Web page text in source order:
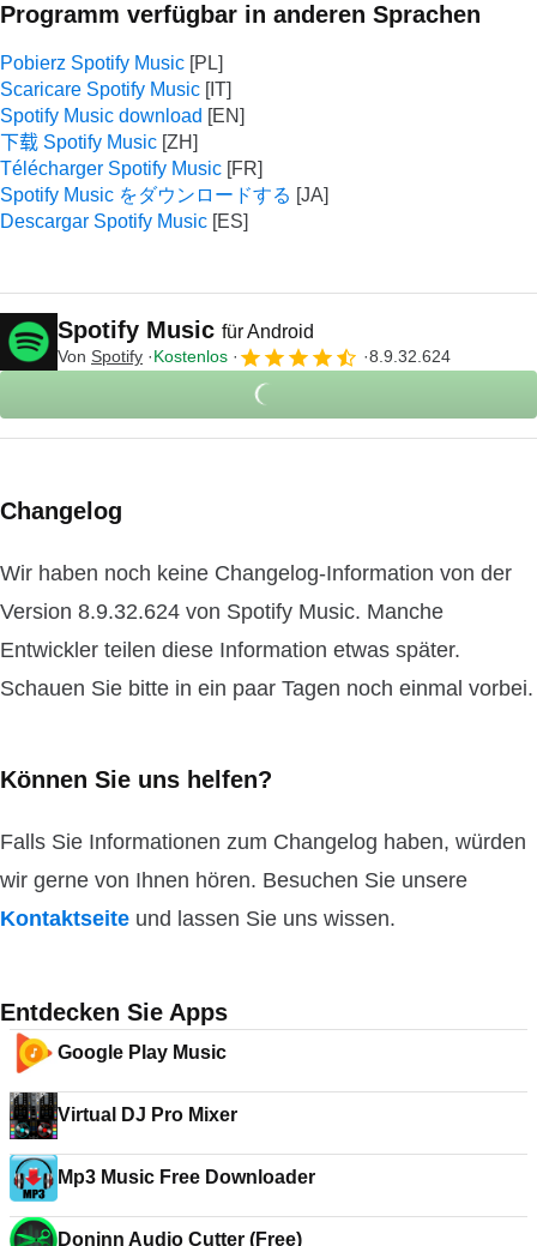
Programm verfügbar in anderen Sprachen
Pobierz Spotify Music
Scaricare Spotify Music
Spotify Music download
下载 Spotify Music
Télécharger Spotify Music
Spotify Music をダウンロードする
Descargar Spotify Music
Spotify Music für Android
Von Spotify Kostenlos 8.9.32.624
Changelog
Wir haben noch keine Changelog-Information von der
Version 8.9.32.624 von Spotify Music. Manche
Entwickler teilen diese Information etwas später.
Schauen Sie bitte in ein paar Tagen noch einmal vorbei.
Können Sie uns helfen?
Falls Sie Informationen zum Changelog haben, würden
wir gerne von Ihnen hören. Besuchen Sie unsere
Kontaktseite und lassen Sie uns wissen.
Entdecken Sie Apps
Google Play Music
Virtual DJ Pro Mixer
Mp3 Music Free Downloader
Doninn Audio Cutter (Free)